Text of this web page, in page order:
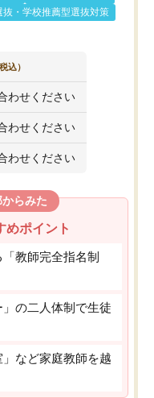
抜・学校推薦型選抜対策
税込）
わせください
わせください
わせください
らみた
めポイント
教師完全指名制
」の二人体制で生徒
」など家庭教師を越